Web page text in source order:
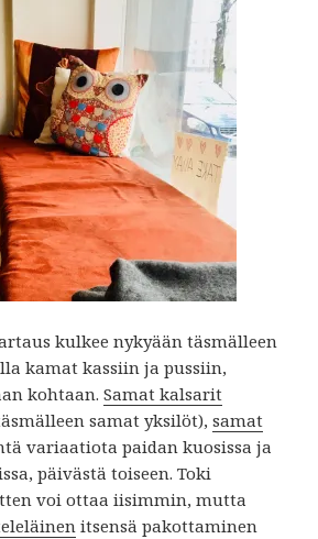
kulkee nykyään täsmälleen
kamat kassiin ja pussiin,
kohtaan.Samat kalsarit
samat yksilöt),samat
variaatiota paidan kuosissa ja
päivästä toiseen. Toki
voi ottaa iisimmin, mutta
itsensä pakottaminen